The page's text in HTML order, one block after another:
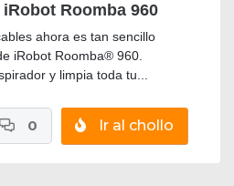
Roomba 960
ahora es tan sencillo
iRobot Roomba® 960.
y limpia toda tu...
Ir al chollo
0